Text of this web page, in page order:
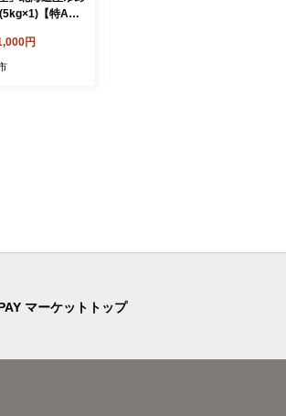
【特Aラ
送＞【160650
円
マーケットトップ